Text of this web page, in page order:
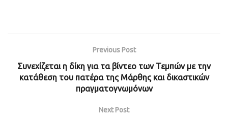
Previous Post
Συνεχίζεται η δίκη για τα βίντεο των Τεμπών με την
κατάθεση του πατέρα της Μάρθης και δικαστικών
πραγματογνωμόνων
Next Post